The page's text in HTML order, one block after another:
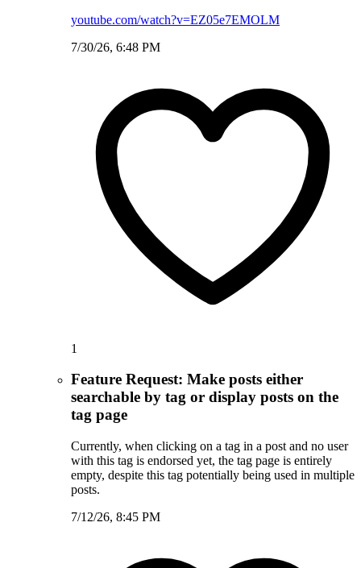
youtube.com/watch?v=EZ05e7EMOLM
7/30/26, 6:48 PM
1
Feature Request: Make posts either
searchable by tag or display posts on the
tag page
Currently, when clicking on a tag in a post and no user
with this tag is endorsed yet, the tag page is entirely
empty, despite this tag potentially being used in multiple
posts.
7/12/26, 8:45 PM